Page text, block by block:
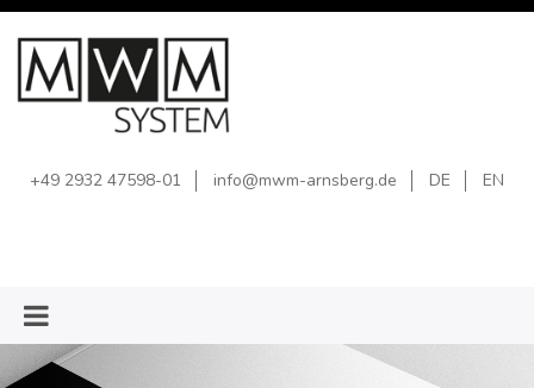
+49 2932 47598-01 info@mwm-arnsberg.de DE EN